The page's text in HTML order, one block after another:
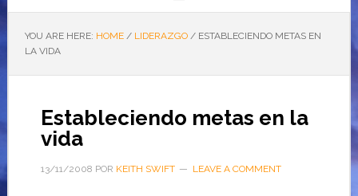
YOU ARE HERE: HOME / LIDERAZGO /ESTABLECIENDO METAS EN
LA VIDA
Estableciendo metas en la
vida
13/11/2008 POR KEITH SWIFT LEAVE A COMMENT